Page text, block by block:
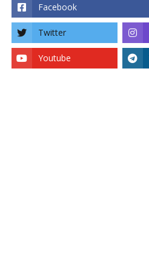
Facebook
Twitter
Youtube